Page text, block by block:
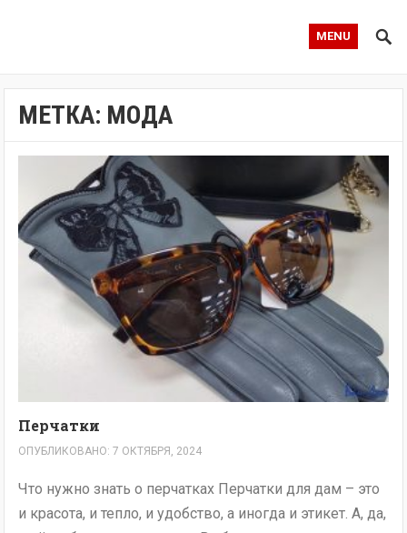
MENU
МЕТКА: МОДА
Перчатки
ОПУБЛИКОВАНО: 7 ОКТЯБРЯ, 2024
Что нужно знать о перчатках Перчатки для дам – это
и красота, и тепло, и удобство, а иногда и этикет. А, да,